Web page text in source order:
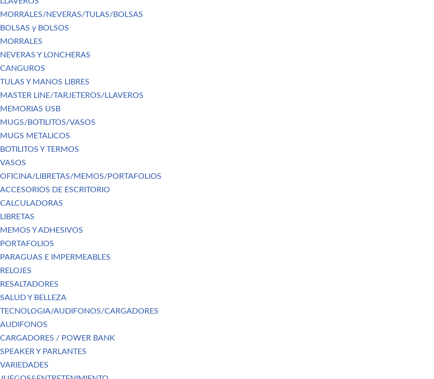
MORRALES/NEVERAS/TULAS/BOLSAS
BOLSAS y BOLSOS
MORRALES
NEVERAS Y LONCHERAS
CANGUROS
TULAS Y MANOS LIBRES
MASTER LINE/TARJETEROS/LLAVEROS
MEMORIAS USB
MUGS/BOTILITOS/VASOS
MUGS METALICOS
BOTILITOS Y TERMOS
VASOS
OFICINA/LIBRETAS/MEMOS/PORTAFOLIOS
ACCESORIOS DE ESCRITORIO
CALCULADORAS
LIBRETAS
MEMOS Y ADHESIVOS
PORTAFOLIOS
PARAGUAS E IMPERMEABLES
RELOJES
RESALTADORES
SALUD Y BELLEZA
TECNOLOGIA/AUDIFONOS/CARGADORES
AUDIFONOS
CARGADORES / POWER BANK
SPEAKER Y PARLANTES
VARIEDADES